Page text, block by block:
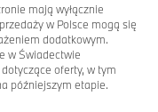
mają wyłącznie
w Polsce mogą się
dodatkowym.
w Świadectwie
oferty, w tym
późniejszym etapie.